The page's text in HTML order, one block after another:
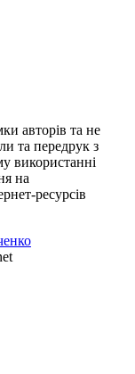
авторів та не
та передрук з
використанні
на
ресурсів